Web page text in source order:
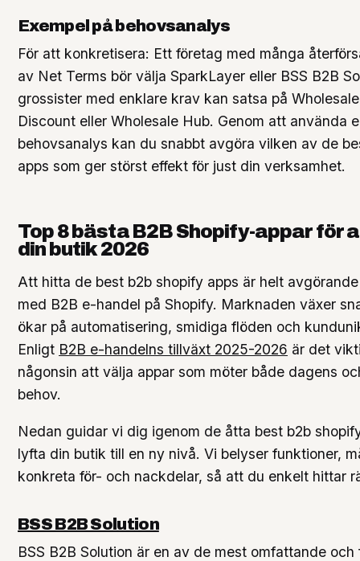
Exempel på behovsanalys
För att konkretisera: Ett företag med många
av Net Terms bör välja SparkLayer eller BSS B2B
grossister med enklare krav kan satsa på
Discount eller Wholesale Hub. Genom att använda
behovsanalys kan du snabbt avgöra vilken av de
apps som ger störst effekt för just din verksamhet.
Top 8 bästa B2B Shopify-appar för
din butik 2026
Att hitta de best b2b shopify apps är helt
med B2B e-handel på Shopify. Marknaden växer
ökar på automatisering, smidiga flöden och
Enligt B2B e-handelns tillväxt 2025-2026 är det
någonsin att välja appar som möter både dagens
behov.
Nedan guidar vi dig igenom de åtta best b2b
lyfta din butik till en ny nivå. Vi belyser funktioner,
konkreta för- och nackdelar, så att du enkelt hittar
BSS B2B Solution
BSS B2B Solution är en av de mest omfattande och